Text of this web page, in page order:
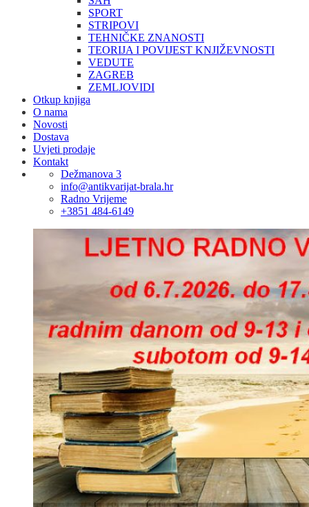
SPORT
STRIPOVI
TEHNIČKE ZNANOSTI
TEORIJA I POVIJEST KNJIŽEVNOSTI
VEDUTE
ZAGREB
ZEMLJOVIDI
Otkup knjiga
O nama
Novosti
Dostava
Uvjeti prodaje
Kontakt
Dežmanova 3
info@antikvarijat-brala.hr
Radno Vrijeme
+3851 484-6149